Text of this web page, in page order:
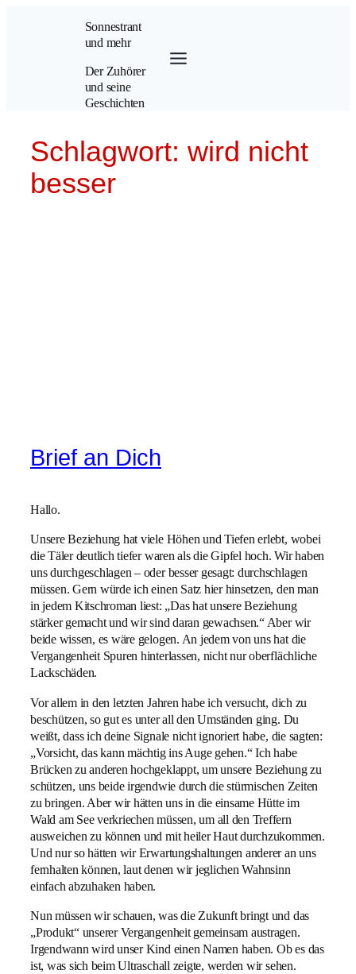
Sonnestrant
und mehr
Der Zuhörer
und seine
Geschichten
Schlagwort: wird nicht
besser
Brief an Dich
Hallo.
Unsere Beziehung hat viele Höhen und Tiefen erlebt, wobei
die Täler deutlich tiefer waren als die Gipfel hoch. Wir haben
uns durchgeschlagen – oder besser gesagt: durchschlagen
müssen. Gern würde ich einen Satz hier hinsetzen, den man
in jedem Kitschroman liest: „Das hat unsere Beziehung
stärker gemacht und wir sind daran gewachsen.“ Aber wir
beide wissen, es wäre gelogen. An jedem von uns hat die
Vergangenheit Spuren hinterlassen, nicht nur oberflächliche
Lackschäden.
Vor allem in den letzten Jahren habe ich versucht, dich zu
beschützen, so gut es unter all den Umständen ging. Du
weißt, dass ich deine Signale nicht ignoriert habe, die sagten:
„Vorsicht, das kann mächtig ins Auge gehen.“ Ich habe
Brücken zu anderen hochgeklappt, um unsere Beziehung zu
schützen, uns beide irgendwie durch die stürmischen Zeiten
zu bringen. Aber wir hätten uns in die einsame Hütte im
Wald am See verkriechen müssen, um all den Treffern
ausweichen zu können und mit heiler Haut durchzukommen.
Und nur so hätten wir Erwartungshaltungen anderer an uns
fernhalten können, laut denen wir jeglichen Wahnsinn
einfach abzuhaken haben.
Nun müssen wir schauen, was die Zukunft bringt und das
„Produkt“ unserer Vergangenheit gemeinsam austragen.
Irgendwann wird unser Kind einen Namen haben. Ob es das
ist, was sich beim Ultraschall zeigte, werden wir sehen.